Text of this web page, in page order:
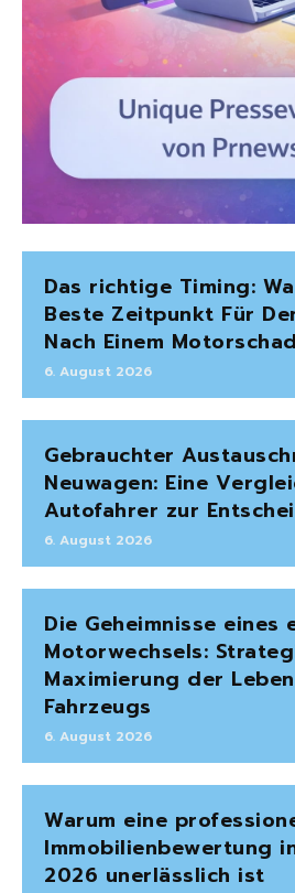
Das richtige Timing:
Beste Zeitpunkt Für
Nach Einem
6. August 2026
Gebrauchter
Neuwagen: Eine
Autofahrer zur
6. August 2026
Die Geheimnisse eines
Motorwechsels:
Maximierung der
Fahrzeugs
6. August 2026
Warum eine
Immobilienbewertung
2026 unerlässlich ist